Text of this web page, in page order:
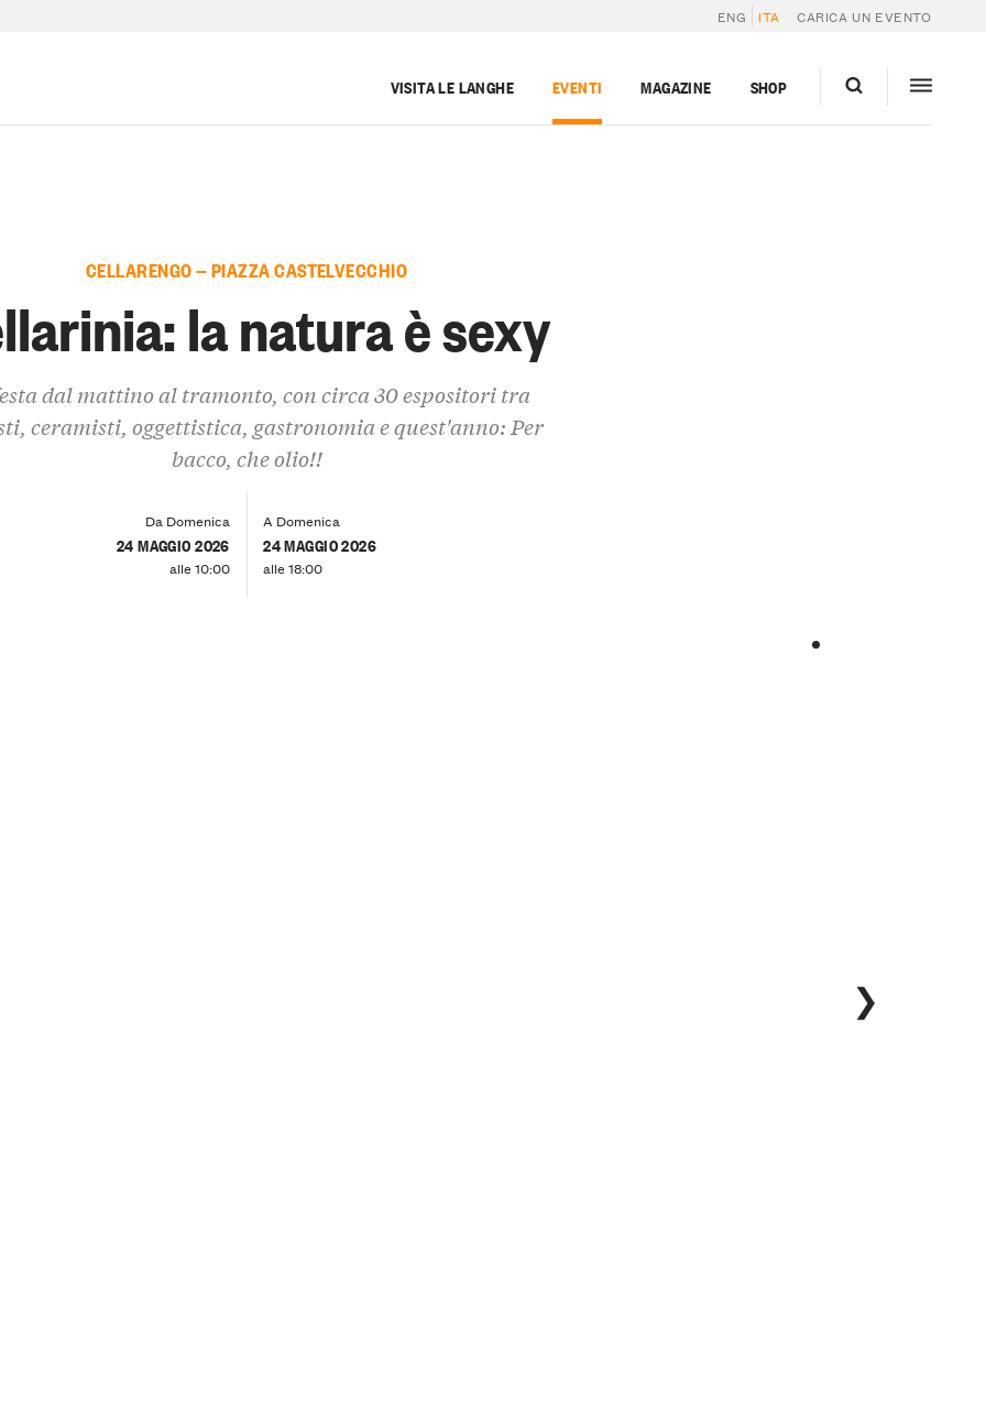
ENG ITA CARICA UN EVENTO
VISITA LE LANGHE EVENTI MAGAZINE SHOP
CELLARENGO — PIAZZA CASTELVECCHIO
la natura è sexy
dal mattino al tramonto, con circa 30 espositori tra
ceramisti, oggettistica, gastronomia e quest'anno: Per
bacco, che olio!!
Da Domenica
24 MAGGIO 2026
alle 10:00
A Domenica
24 MAGGIO 2026
alle 18:00
❯